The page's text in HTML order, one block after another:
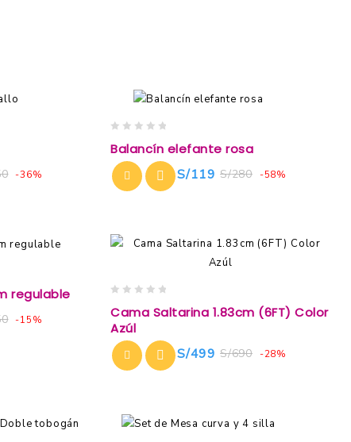
-36%
out
of
5
Balancín elefante rosa
S/280
S/119 -58%
regulable
-15%
out
of
5
Cama Saltarina 1.83cm (6FT) Color
Azúl
S/690
S/499 -28%